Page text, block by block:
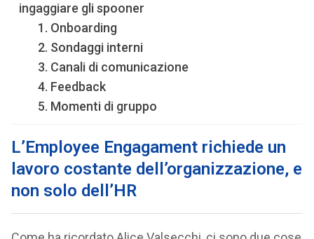
ingaggiare gli spooner
1. Onboarding
2. Sondaggi interni
3. Canali di comunicazione
4. Feedback
5. Momenti di gruppo
L’Employee Engagament richiede un
lavoro costante dell’organizzazione, e
non solo dell’HR